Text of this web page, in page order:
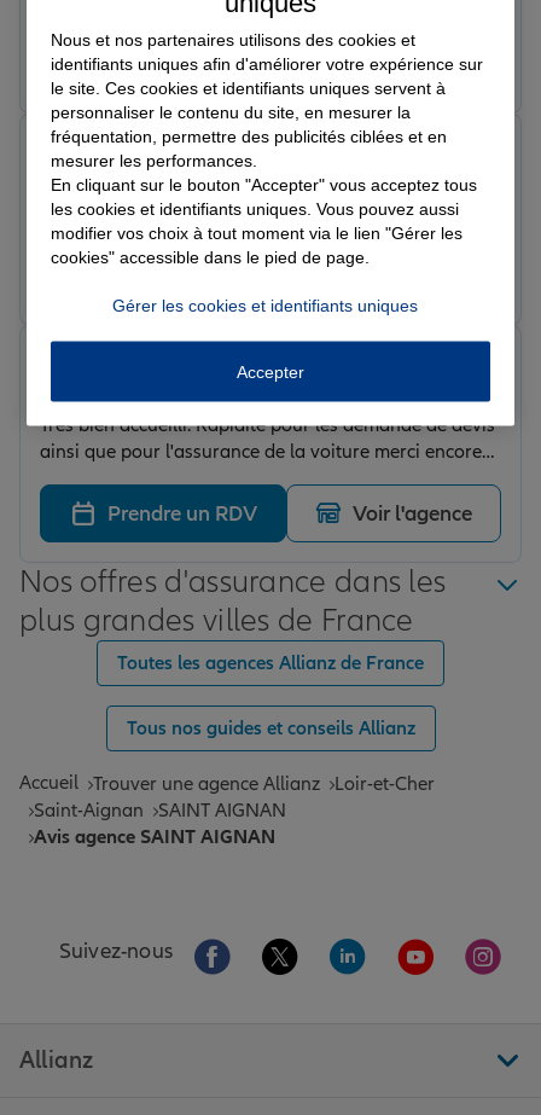
Prendre un RDV Voir l'agence
Note de 5 sur 5
Le 18/07/2026 - Agence SAINT AIGNAN
Agence au top , très bien conseillé
Damien A.
Le 07/07/2026 - Agence SAINT AIGNAN
Tres bien accueilli. Rapidité pour les demande de devis
ainsi que pour l'assurance de la voiture merci encore
Vanessa
Prendre un RDV Voir l'agence
Nos offres d'assurance dans les
plus grandes villes de France
Toutes les agences Allianz de France
Tous nos guides et conseils Allianz
Accueil Trouver une agence Allianz
Loir-et-Cher
Saint-Aignan
SAINT AIGNAN
Avis agence SAINT AIGNAN
Suivez-nous Aller sur la page Facebook de Allianz
Aller sur la page Twitter de
Aller sur la page
Aller sur la
Aller
Allianz
Nous et nos partenaires utilisons des cookies et
identifiants uniques afin d'améliorer votre expérience sur
le site. Ces cookies et identifiants uniques servent à
personnaliser le contenu du site, en mesurer la
fréquentation, permettre des publicités ciblées et en
mesurer les performances.
En cliquant sur le bouton "Accepter" vous acceptez tous
les cookies et identifiants uniques. Vous pouvez aussi
modifier vos choix à tout moment via le lien "Gérer les
cookies" accessible dans le pied de page.
Gérer les cookies et identifiants uniques
Accepter